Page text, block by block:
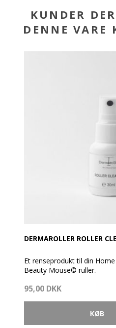
KUNDER
DENNE VARE
DERMAROLLER ROLLER
Et renseprodukt til din
Beauty Mouse© ruller.
Sådan anvender du den:
Cleaner på rullehovedet og
95,00 DKK